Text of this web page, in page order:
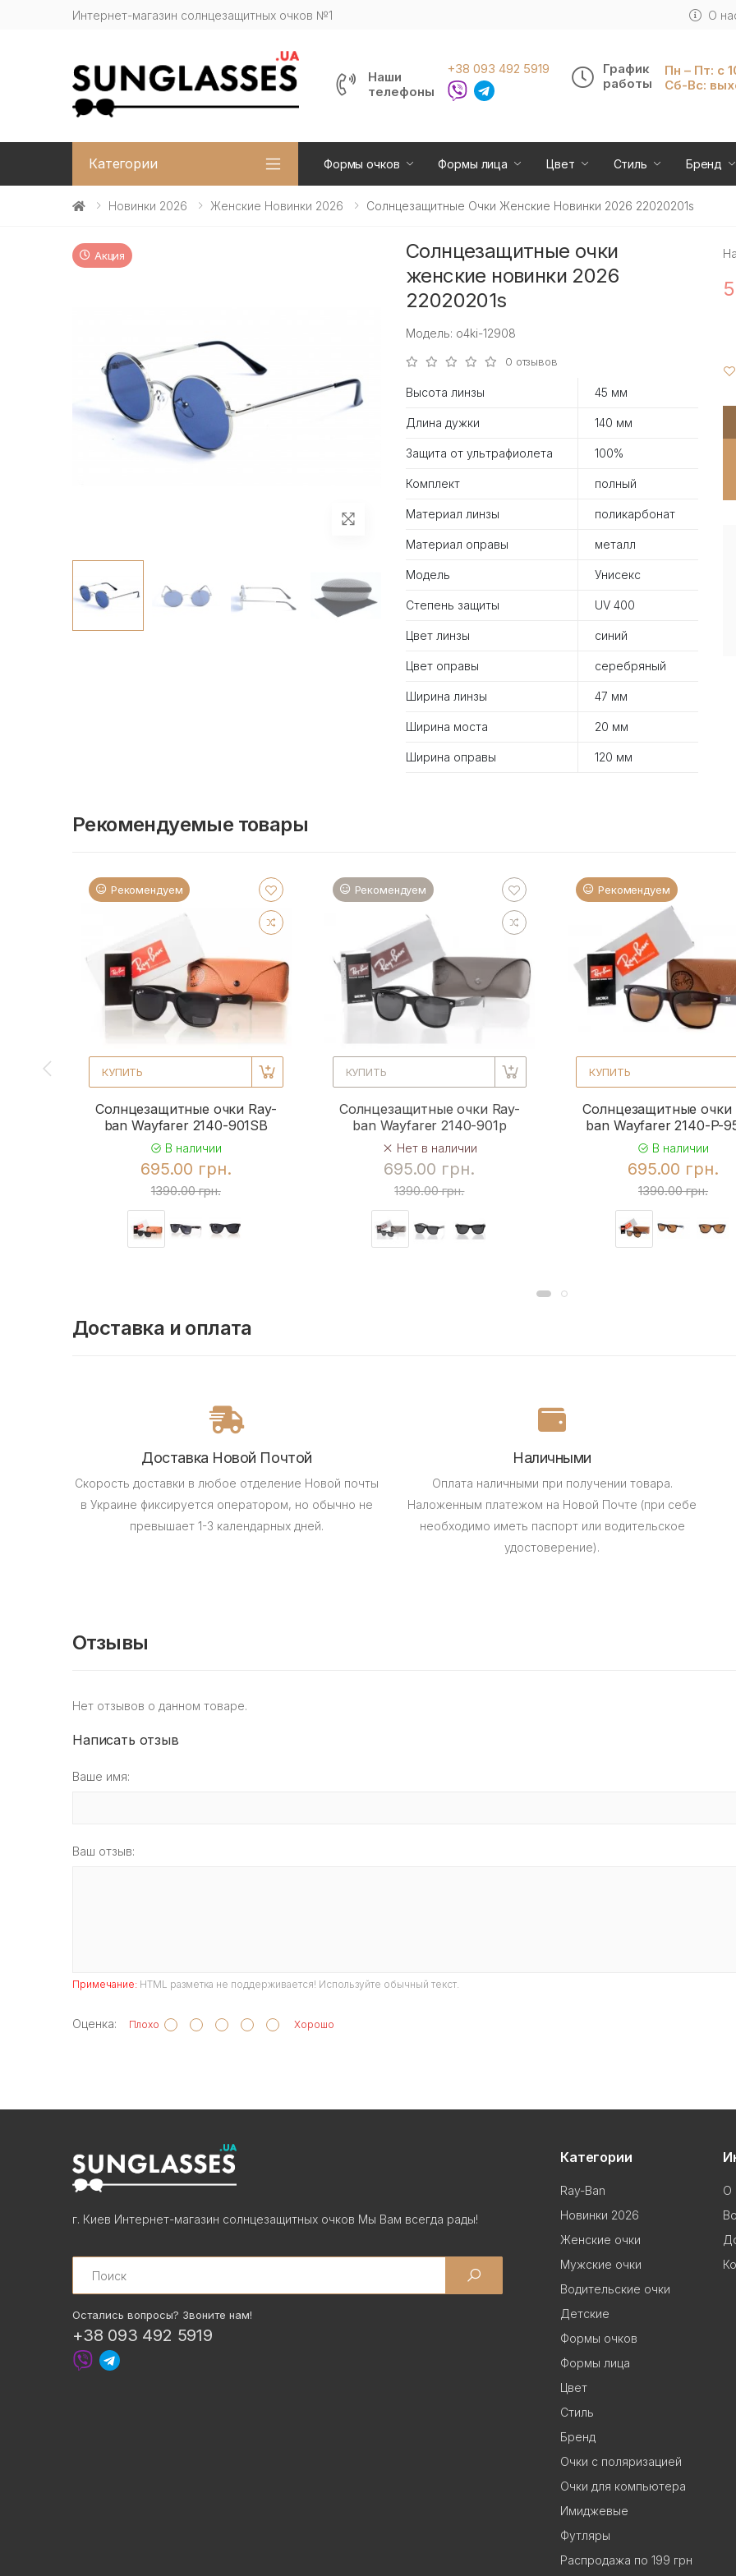
Интернет-магазин солнцезащитных очков №1 О
Наши
телефоны
+38 093 492 5919
График
работы
Пн – Пт: с
Сб-Вс:
Категории Формы очков Формы лица Цвет Стиль Бренд
Новинки 2026 Женские Новинки 2026 Солнцезащитные Очки Женские Новинки 2026 22020201s
Акция
Солнцезащитные очки
женские новинки 2026
22020201s
Модель: o4ki-12908
0 отзывов
Высота линзы 45 мм
Длина дужки 140 мм
Защита от ультрафиолета 100%
Комплект полный
Материал линзы поликарбонат
Материал оправы металл
Модель Унисекс
Степень защиты UV 400
Цвет линзы синий
Цвет оправы серебряный
Ширина линзы 47 мм
Ширина моста 20 мм
Ширина оправы 120 мм
Рекомендуемые товары
Рекомендуем
КУПИТЬ
Солнцезащитные очки Ray-
ban Wayfarer 2140-901SB
В наличии
695.00 грн.
1390.00 грн.
Рекомендуем
КУПИТЬ
Солнцезащитные очки Ray-
ban Wayfarer 2140-901p
Нет в наличии
695.00 грн.
1390.00 грн.
Рекомендуем
КУПИТЬ
Солнцезащитные очки
ban Wayfarer 2140-P-
В наличии
695.00 грн.
1390.00 грн.
Доставка и оплата
Доставка Новой Почтой
Скорость доставки в любое отделение Новой почты
в Украине фиксируется оператором, но обычно не
превышает 1-3 календарных дней.
Наличными
Оплата наличными при получении товара.
Наложенным платежом на Новой Почте (при себе
необходимо иметь паспорт или водительское
удостоверение).
Отзывы
Нет отзывов о данном товаре.
Написать отзыв
Ваше имя:
Ваш отзыв:
Примечание: HTML разметка не поддерживается! Используйте обычный текст.
Оценка: Плохо Хорошо
г. Киев Интернет-магазин солнцезащитных очков Мы Вам всегда рады!
Search
Остались вопросы? Звоните нам!
+38 093 492 5919
Категории
Ray-Ban
Новинки 2026
Женские очки
Мужские очки
Водительские очки
Детские
Формы очков
Формы лица
Цвет
Стиль
Бренд
Очки с поляризацией
Очки для компьютера
Имиджевые
Футляры
Распродажа по 199 грн
О